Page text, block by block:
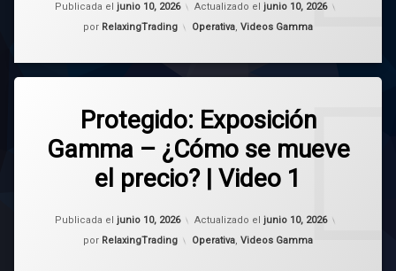
Publicada el junio 10, 2026 Actualizado el junio 10, 2026
por RelaxingTrading Categorías:
Operativa, Videos Gamma
contraseña
a
Protegido: Exposición
Gamma – ¿Cómo se mueve
el precio? | Video 1
Publicada el junio 10, 2026 Actualizado el junio 10, 2026
por RelaxingTrading Categorías:
Operativa, Videos Gamma
protegido
gamma